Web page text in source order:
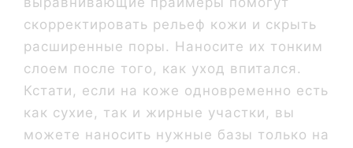
скорректировать рельеф кожи и скрыть
расширенные поры. Наносите их тонким
слоем после того, как уход впитался.
Кстати, если на коже одновременно есть
как сухие, так и жирные участки, вы
можете наносить нужные базы только на